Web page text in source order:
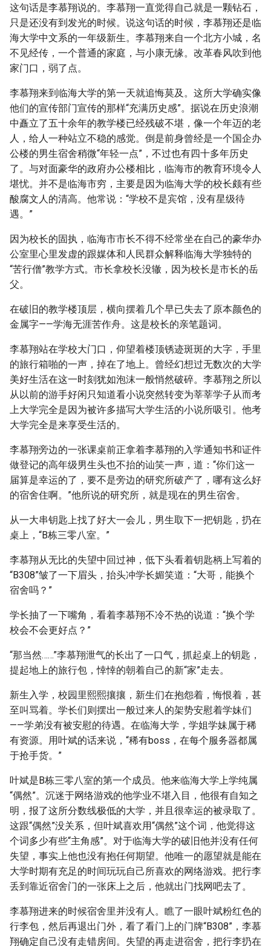
这句话是李慕翔说的。李慕翔一直觉得自己就是一颗钻石，
只是还没有到发光的时候。说这句话的时候，李慕翔还是临
海大学中文系的一年级新生。李慕翔来自一个北方小城，名
不见经传，一个普通的家庭，与小康无缘。改革春风吹到他
家门口，弱了点。
李慕翔来到临海大学的第一天就追悔莫及。这所大学确实像
他们的宣传部门宣传的那样“充满历史感”。据说在历史浪潮
中矗立了五十余年的教学楼已经残破不堪，像一个年迈的老
人，给人一种站立不稳的感觉。倒是前身曾经是一个国企办
公楼的男生宿舍稍微“年轻一点”，不过也有四十多年历史
了。与对面豪华的政府办公楼相比，临海市的教育环境令人
堪忧。并不是临海市穷，主要是因为临海大学的校长颇有些
酸腐文人的清高。他常说：“学校不是宾馆，没有星级待
遇。”
因为校长的固执，临海市市长不得不经常坐在自己的豪华办
公室里心里发虚的跟媒体和人民群众解释临海大学独特的
“苦行僧”教学方式。市长拿校长没辙，因为校长是市长的岳
父。
在破旧的教学楼顶层，横向摆着几个早已失去了原本颜色的
金属字——学海无涯苦作舟。这是校长的亲笔题词。
李慕翔站在学校大门口，仰望着楼顶锈迹斑斑的大字，手里
的旅行箱啪的一声，掉在了地上。曾经幻想过无数次的大学
美好生活在这一时刻犹如泡沫一般悄然破碎。李慕翔之所以
从以前的游手好闲只知道看小说突然转变为莘莘学子从而考
上大学完全是因为被许多描写大学生活的小说所吸引。他考
大学完全是来享受生活的。
李慕翔旁边的一张课桌前正拿着李慕翔的入学通知书和证件
做登记的高年级男生头也不抬的讪笑一声，道：“你们这一
届算是幸运的了，要不是旁边的研究所破产了，哪有这么好
的宿舍住啊。”他所说的研究所，就是现在的男生宿舍。
从一大串钥匙上找了好大一会儿，男生取下一把钥匙，扔在
桌上，“B栋三零八室。”
李慕翔从无比的失望中回过神，低下头看着钥匙柄上写着的
“B308”皱了一下眉头，抬头冲学长媚笑道：“大哥，能换个
宿舍吗？”
学长抽了一下嘴角，看着李慕翔不冷不热的说道：“换个学
校会不会更好点？”
“那当然……”李慕翔泄气的长出了一口气，抓起桌上的钥匙，
提起地上的旅行包，悻悻的朝着自己的新“家”走去。
新生入学，校园里熙熙攘攘，新生们在抱怨着，悔恨着，甚
至叫骂着。学长们则摆出一般过来人的架势安慰着学妹们
——学弟没有被安慰的待遇。在临海大学，学姐学妹属于稀
有资源。用叶斌的话来说，“稀有boss，在每个服务器都属
于抢手货。”
叶斌是B栋三零八室的第一个成员。他来临海大学上学纯属
“偶然”。沉迷于网络游戏的他学业不堪入目，他很有自知之
明，报了这所分数线极低的大学，并且很幸运的被录取了。
这跟“偶然”没关系，但叶斌喜欢用“偶然”这个词，他觉得这
个词多少有些“主角感”。对于临海大学的破旧他并没有任何
失望，事实上他也没有抱任何期望。他唯一的愿望就是能在
大学时期有充足的时间玩玩自己所喜欢的网络游戏。把行李
丢到靠近宿舍门的一张床上之后，他就出门找网吧去了。
李慕翔进来的时候宿舍里并没有人。瞧了一眼叶斌粉红色的
行李包，然后再退出门外，看了看门上的门牌“B308”，李慕
翔确定自己没有走错房间。失望的再走进宿舍，把行李扔在